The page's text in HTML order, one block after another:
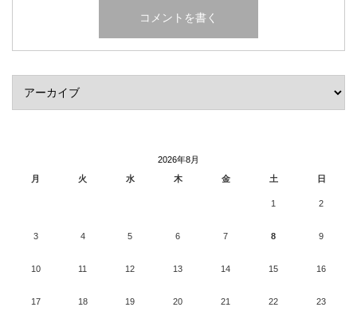
2026年8月
月
火 水 木 金 土 日
1 2
3 4 5 6 7 8 9
10 11 12 13 14 15 16
17 18 19 20 21 22 23